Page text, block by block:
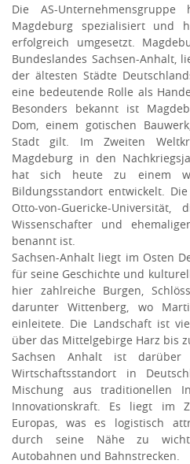
Die AS-
Magdeburg spezialisiert und
erfolgreich umgesetzt.
Bundeslandes Sachsen-Anhalt,
der ältesten Städte
eine bedeutende Rolle als
Besonders bekannt ist
Dom, einem gotischen
Stadt gilt. Im Zweiten
Magdeburg in den
hat sich heute zu einem
Bildungsstandort entwickelt.
Otto-von-Guericke-
Wissenschafter und
benannt ist.
Sachsen-Anhalt liegt im Osten
für seine Geschichte und
hier zahlreiche Burgen,
darunter Wittenberg, wo
einleitete. Die Landschaft ist
über das Mittelgebirge Harz bis
Sachsen Anhalt ist darüber
Wirtschaftsstandort in
Mischung aus traditionellen
Innovationskraft. Es liegt im
Europas, was es logistisch
durch seine Nähe zu
Autobahnen und Bahnstrecken.